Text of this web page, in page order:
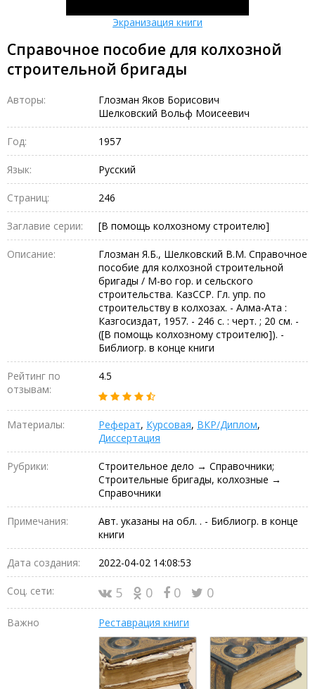
Экранизация книги
Справочное пособие для колхозной
строительной бригады
Авторы:
Глозман Яков Борисович
Шелковский Вольф Моисеевич
Год: 1957
Язык: Русский
Страниц: 246
Заглавие серии: [В помощь колхозному строителю]
Описание:
Глозман Я.Б., Шелковский В.М. Справочное
пособие для колхозной строительной
бригады / М-во гор. и сельского
строительства. КазССР. Гл. упр. по
строительству в колхозах. - Алма-Ата :
Казгосиздат, 1957. - 246 с. : черт. ; 20 см. -
([В помощь колхозному строителю]). -
Библиогр. в конце книги
Рейтинг по
отзывам:
4.5
Материалы: Реферат, Курсовая, ВКР/Диплом,
Диссертация
Рубрики:
Строительное дело → Справочники;
Строительные бригады, колхозные →
Справочники
Примечания:
Авт. указаны на обл. . - Библиогр. в конце
книги
Дата создания: 2022-04-02 14:08:53
Соц. сети: 5 0 0 0
Важно Реставрация книги